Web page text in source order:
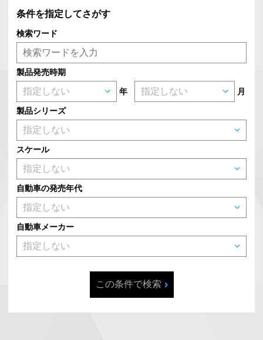
条件を指定してさがす
検索ワード
製品発売時期
年 月
製品シリーズ
スケール
自動車の発売年代
自動車メーカー
この条件で検索